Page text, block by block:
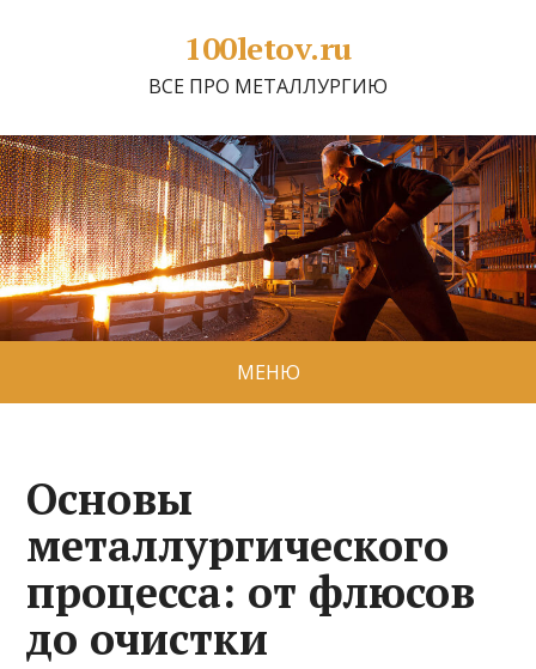
100letov.ru
ВСЕ ПРО МЕТАЛЛУРГИЮ
МЕНЮ
Основы
металлургического
процесса: от флюсов
до очистки